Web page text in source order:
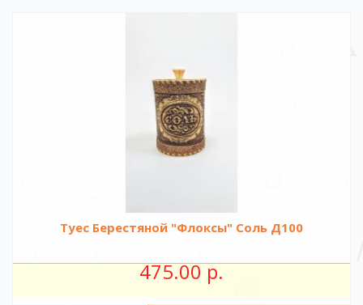
Туес Берестяной "Флоксы" Соль Д100
475.00 р.